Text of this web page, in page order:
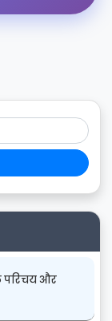
परिचय और